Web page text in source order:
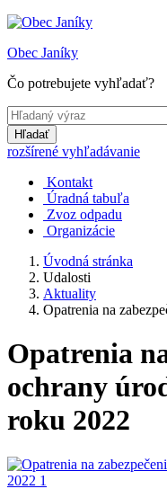
Obec Janíky
Čo potrebujete vyhľadať?
Hľadať
rozšírené vyhľadávanie
Kontakt
Úradná tabuľa
Zvoz odpadu
Organizácie
Úvodná stránka
Udalosti
Aktuality
Opatrenia na
Opatrenia
ochrany
roku 2022